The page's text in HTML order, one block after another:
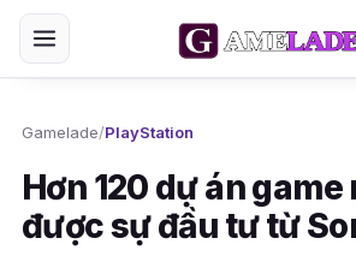
Gamelade/PlayStation
Hơn 120 dự án game
được sự đầu tư từ